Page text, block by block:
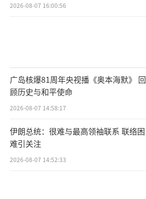
2026-08-07 16:00:56
广岛核爆81周年央视播《奥本海默》 回
顾历史与和平使命
2026-08-07 14:58:17
伊朗总统：很难与最高领袖联系 联络困
难引关注
2026-08-07 14:52:33